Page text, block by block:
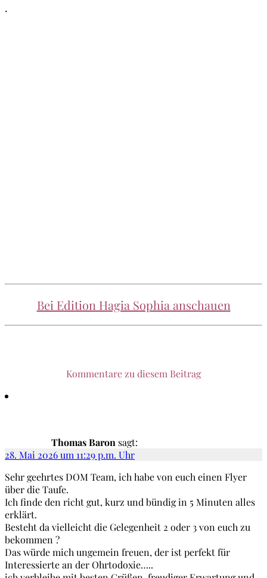
.
Bei Edition Hagia Sophia anschauen
Kommentare zu diesem Beitrag
Thomas Baron sagt:
28. Mai 2026 um 11:29 p.m. Uhr
Sehr geehrtes DOM Team, ich habe von euch einen Flyer
über die Taufe.
Ich finde den richt gut, kurz und bündig in 5 Minuten alles
erklärt.
Besteht da vielleicht die Gelegenheit 2 oder 3 von euch zu
bekommen ?
Das würde mich ungemein freuen, der ist perfekt für
Interessierte an der Ohrtodoxie…..